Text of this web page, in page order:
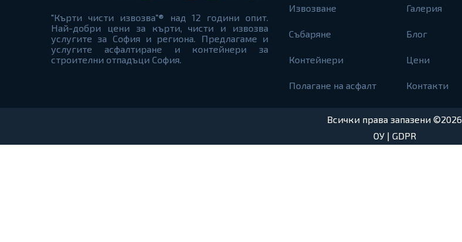
"Кърти чисти извозва"® над 12 години опит.
Най-добри цени за кърти, чисти и извозва
услугите за София и региона. Предлагаме и
услугите асфалтиране и контейнери за
строителни отпадъци София.
Извозване
Събаряне
Контейнери
Полагане на асфалт
Галерия
Блог
Цени
Контакти
Всички права запазени ©2026
ОУ| GDPR